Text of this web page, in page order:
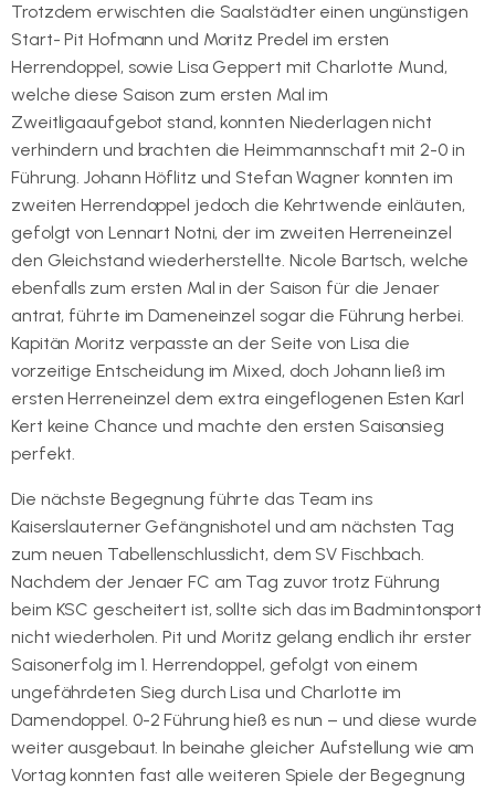
Trotzdem erwischten die Saalstädter einen ungünstigen
Start- Pit Hofmann und Moritz Predel im ersten
Herrendoppel, sowie Lisa Geppert mit Charlotte Mund,
welche diese Saison zum ersten Mal im
Zweitligaaufgebot stand, konnten Niederlagen nicht
verhindern und brachten die Heimmannschaft mit 2-0 in
Führung. Johann Höflitz und Stefan Wagner konnten im
zweiten Herrendoppel jedoch die Kehrtwende einläuten,
gefolgt von Lennart Notni, der im zweiten Herreneinzel
den Gleichstand wiederherstellte. Nicole Bartsch, welche
ebenfalls zum ersten Mal in der Saison für die Jenaer
antrat, führte im Dameneinzel sogar die Führung herbei.
Kapitän Moritz verpasste an der Seite von Lisa die
vorzeitige Entscheidung im Mixed, doch Johann ließ im
ersten Herreneinzel dem extra eingeflogenen Esten Karl
Kert keine Chance und machte den ersten Saisonsieg
perfekt.
Die nächste Begegnung führte das Team ins
Kaiserslauterner Gefängnishotel und am nächsten Tag
zum neuen Tabellenschlusslicht, dem SV Fischbach.
Nachdem der Jenaer FC am Tag zuvor trotz Führung
beim KSC gescheitert ist, sollte sich das im Badmintonsport
nicht wiederholen. Pit und Moritz gelang endlich ihr erster
Saisonerfolg im 1. Herrendoppel, gefolgt von einem
ungefährdeten Sieg durch Lisa und Charlotte im
Damendoppel. 0-2 Führung hieß es nun – und diese wurde
weiter ausgebaut. In beinahe gleicher Aufstellung wie am
Vortag konnten fast alle weiteren Spiele der Begegnung